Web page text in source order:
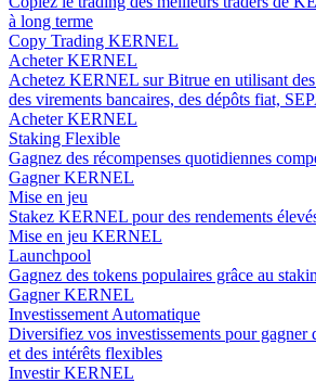
Stratégies de trading
Apprenez à rester rentable
Gagner
à long terme
Copy Trading KERNEL
Acheter KERNEL
Achetez KERNEL sur Bitrue en utilisant
des virements bancaires, des dépôts fiat,
Acheter KERNEL
Staking Flexible
Gagnez des récompenses quotidiennes
Gagner KERNEL
Mise en jeu
Stakez KERNEL pour des rendements
Mise en jeu KERNEL
Launchpool
Gagnez des tokens populaires grâce au
Gagner KERNEL
Investissement Automatique
Diversifiez vos investissements pour gagner
et des intérêts flexibles
Investir KERNEL